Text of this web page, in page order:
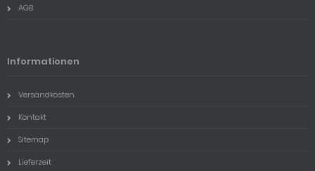
AGB
Informationen
Versandkosten
Kontakt
Sitemap
Lieferzeit